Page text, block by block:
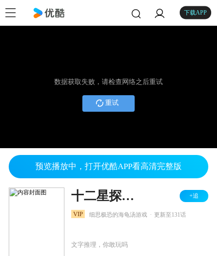
下载APP
数据获取失败，请检查网络之后重试
重试
预览播放中，打开优酷APP看高清完整版
十二星探之海龟汤系列 +追
VIP 细思极恐的海龟汤游戏 更新至131话
文字推理，你敢玩吗